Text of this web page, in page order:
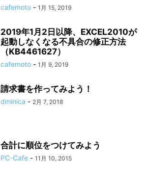
cafemoto - 1月 15, 2019
2019年1月2日以降、EXCEL2010が
起動しなくなる不具合の修正方法
（KB4461627）
cafemoto - 1月 9, 2019
請求書を作ってみよう！
dminica - 2月 7, 2018
合計に順位をつけてみよう
PC-Cafe - 11月 10, 2015